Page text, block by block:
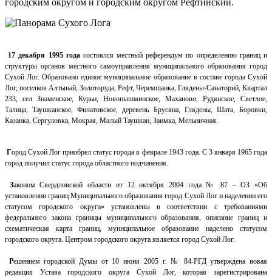
17 декабря 1995 годасостоялся местный референдум по определению границ и
структуры органов местного самоуправления муниципального образования город
Сухой Лог. Образовано единое муниципальное образование в составе города Сухой
Лог, поселков Алтынай, Золоторуда, Рефт, Черемшанка, Глядены-Санаторий, Квартал
233, сел Знаменское, Курьи, Новопышминское, Маханово, Рудянское, Светлое,
Талица, Таушканское, Филатовское, деревень Брусяна, Глядены, Шата, Боровки,
Казанка, Сергуловка, Мокрая, Малый Таушкан, Заимка, Мельничная.
Город Сухой Лог приобрел статус города в феврале 1943 года. С 3 января 1965 года
город получил статус города областного подчинения.
Законом Свердловской области от 12 октября 2004 года № 87 – ОЗ «Об
установлении границ Муниципального образования город Сухой Лог и наделении его
статусом городского округа» установлены в соответствии с требованиями
федерального закона границы муниципального образования, описание границ и
схематическая карта границ, муниципальное образование наделено статусом
городского округа. Центром городского округа является город Сухой Лог.
Решением городской Думы от 10 июня 2005 г. № 84-РГД утверждена новая
редакция Устава городского округа Сухой Лог, которая зарегистрирована